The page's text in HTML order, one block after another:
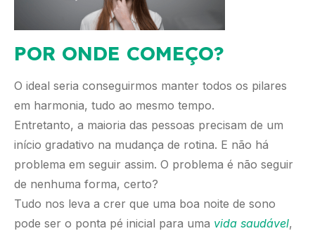
POR ONDE COMEÇO?
O ideal seria conseguirmos manter todos os pilares
em harmonia, tudo ao mesmo tempo.
Entretanto, a maioria das pessoas precisam de um
início gradativo na mudança de rotina. E não há
problema em seguir assim. O problema é não seguir
de nenhuma forma, certo?
Tudo nos leva a crer que uma boa noite de sono
pode ser o ponta pé inicial para uma vida saudável,